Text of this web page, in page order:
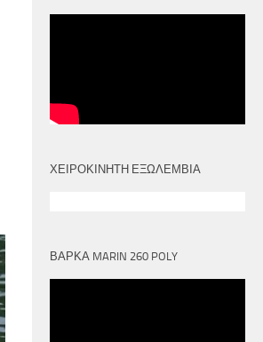
ΧΕΙΡΟΚΙΝΗΤΗ ΕΞΩΛΕΜΒΙΑ
ΒΑΡΚΑ MARIN 260 POLY